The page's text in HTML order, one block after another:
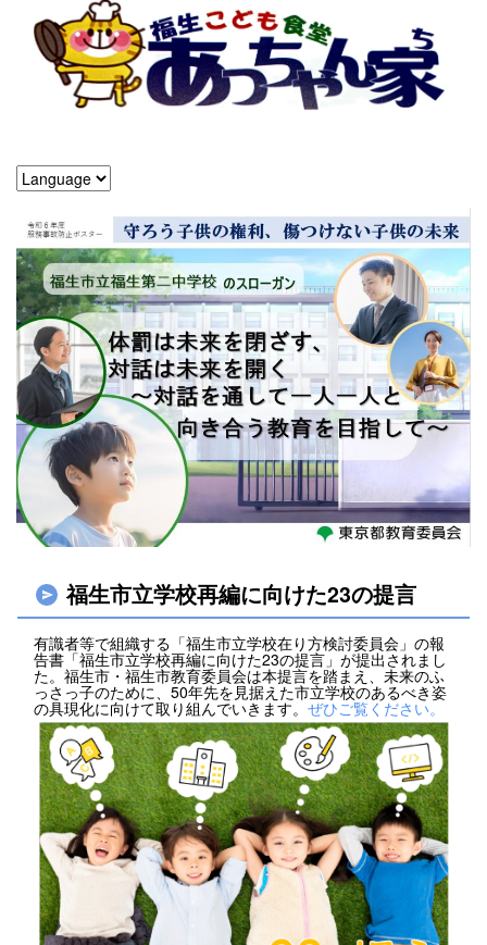
福生市立学校再編に向けた23の提言
有識者等で組織する「福生市立学校在り方検討委員会」の報
告書「福生市立学校再編に向けた23の提言」が提出されまし
た。福生市・福生市教育委員会は本提言を踏まえ、未来のふ
っさっ子のために、50年先を見据えた市立学校のあるべき姿
の具現化に向けて取り組んでいきます。 ぜひご覧ください。